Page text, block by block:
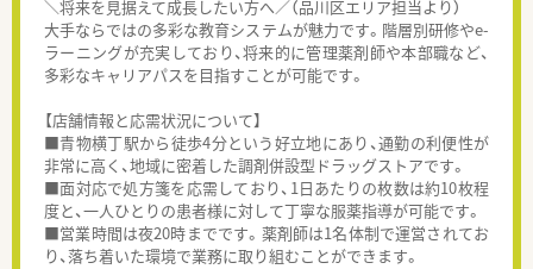
＼将来を見据えて成長したい方へ／（品川区エリア担当より）
大手ならではの多彩な教育システムが魅力です。階層別研修やe-
ラーニングが充実しており、将来的に管理薬剤師や本部職など、
多彩なキャリアパスを目指すことが可能です。
【店舗情報と応需状況について】
■青物横丁駅から徒歩4分という好立地にあり、通勤の利便性が
非常に高く、地域に密着した調剤併設型ドラッグストアです。
■面対応で処方箋を応需しており、1日あたりの枚数は約10枚程
度と、一人ひとりの患者様に対して丁寧な服薬指導が可能です。
■営業時間は夜20時までです。薬剤師は1名体制で運営されてお
り、落ち着いた環境で業務に取り組むことができます。